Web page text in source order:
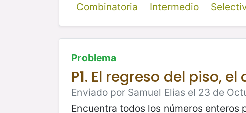
Combinatoria
Intermedio
Problema
P1. El regreso del piso,
Enviado por Samuel Elias el 23 de
Encuentra todos los números enteros